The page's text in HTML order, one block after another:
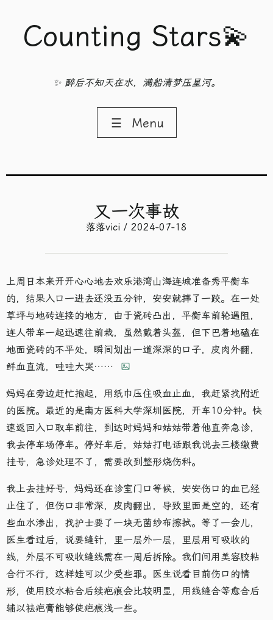
Counting Stars💫
✨ 醉后不知天在水，满船清梦压星河。
☰ Menu
又一次事故
落落vici / 2024-07-18
上周日本来开开心心地去欢乐港湾山海连城准备秀平衡车
的，结果入口一进去还没五分钟，安安就摔了一跤。在一处
草坪与地砖连接的地方，由于瓷砖凸出，平衡车前轮遇阻，
连人带车一起迅速往前栽，虽然戴着头盔，但下巴着地磕在
地面瓷砖的不平处，瞬间划出一道深深的口子，皮肉外翻，
鲜血直流，哇哇大哭……
妈妈在旁边赶忙抱起，用纸巾压住吸血止血，我赶紧找附近
的医院。最近的是南方医科大学深圳医院，开车10分钟。快
速返回入口取车前往，到达时妈妈和姑姑带着他直奔急诊，
我去停车场停车。停好车后，姑姑打电话跟我说去三楼缴费
挂号，急诊处理不了，需要改到整形烧伤科。
我上去挂好号，妈妈还在诊室门口等候，安安伤口的血已经
止住了，但伤口非常深，皮肉翻出，导致里面是空的，还有
些血水渗出，找护士要了一块无菌纱布擦拭。等了一会儿，
医生看过后，说要缝针，里一层外一层，里层用可吸收的
线，外层不可吸收缝线需在一周后拆除。我们问用美容胶粘
合行不行，这样娃可以少受些罪。医生说看目前伤口的情
形，使用胶水粘合后续疤痕会比较明显，用线缝合等愈合后
辅以祛疤膏能够使疤痕浅一些。